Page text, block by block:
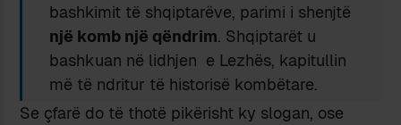
bashkimit të shqiptarëve, parimi i shenjtë
një komb një qëndrim. Shqiptarët u
bashkuan në lidhjen e Lezhës, kapitullin
më të ndritur të historisë kombëtare.
Se çfarë do të thotë pikërisht ky slogan, ose